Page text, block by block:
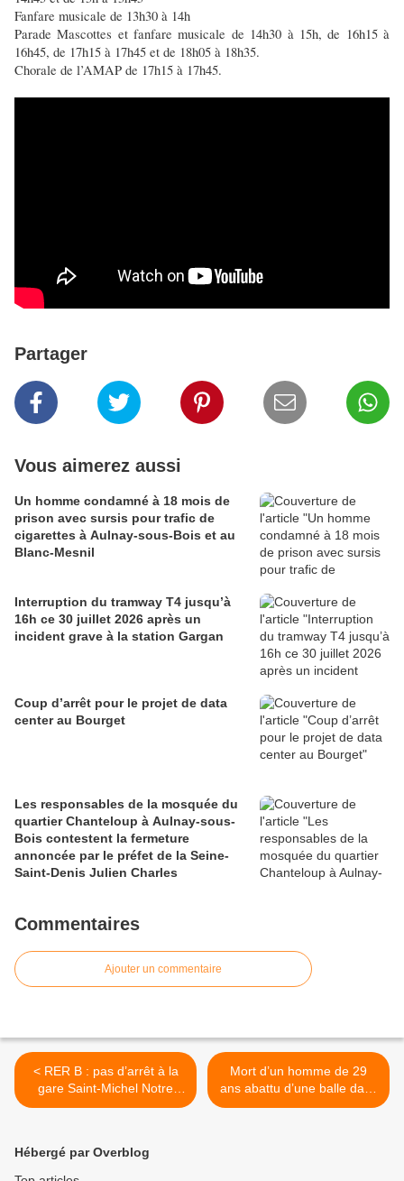
Fanfare musicale de 13h30 à 14h
Parade Mascottes et fanfare musicale de 14h30 à 15h, de 16h15 à
16h45, de 17h15 à 17h45 et de 18h05 à 18h35.
Chorale de l’AMAP de 17h15 à 17h45.
Partager
Vous aimerez aussi
Un homme condamné à 18 mois de
prison avec sursis pour trafic de
cigarettes à Aulnay-sous-Bois et au
Blanc-Mesnil
Interruption du tramway T4 jusqu’à
16h ce 30 juillet 2026 après un
incident grave à la station Gargan
Coup d’arrêt pour le projet de data
center au Bourget
Les responsables de la mosquée du
quartier Chanteloup à Aulnay-sous-
Bois contestent la fermeture
annoncée par le préfet de la Seine-
Saint-Denis Julien Charles
Commentaires
Ajouter un commentaire
< RER B : pas d’arrêt à la
gare Saint-Michel Notre
Dame les 7 et 8 décembre
Mort d’un homme de 29
ans abattu d’une balle dans
le dos à La Courneuve >
Hébergé par Overblog